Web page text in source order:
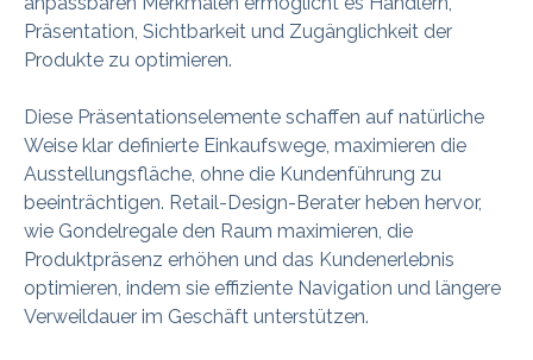
Präsentation, Sichtbarkeit und Zugänglichkeit der
Produkte zu optimieren.
Diese Präsentationselemente schaffen auf natürliche
Weise klar definierte Einkaufswege, maximieren die
Ausstellungsfläche, ohne die Kundenführung zu
beeinträchtigen. Retail-Design-Berater heben hervor,
wie Gondelregale den Raum maximieren, die
Produktpräsenz erhöhen und das Kundenerlebnis
optimieren, indem sie effiziente Navigation und längere
Verweildauer im Geschäft unterstützen.